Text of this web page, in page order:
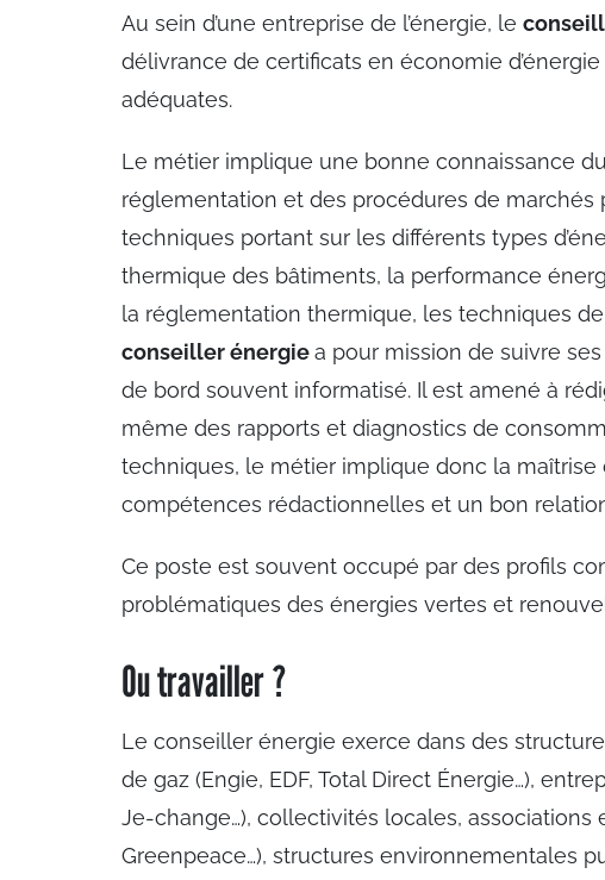
Au sein d’une entreprise de l’énergie, le
délivrance de certificats en économie
adéquates.
Le métier implique une bonne connaissance
réglementation et des procédures de marchés
techniques portant sur les différents types
thermique des bâtiments, la performance
la réglementation thermique, les techniques
conseiller énergiea pour mission de suivre
de bord souvent informatisé. Il est amené à
même des rapports et diagnostics de
techniques, le métier implique donc la maîtrise
compétences rédactionnelles et un bon
Ce poste est souvent occupé par des profils
problématiques des énergies vertes et
Ou travailler ?
Le conseiller énergie exerce dans des
de gaz (Engie, EDF, Total Direct Énergie…),
Je-change…), collectivités locales, associations
Greenpeace…), structures environnementales